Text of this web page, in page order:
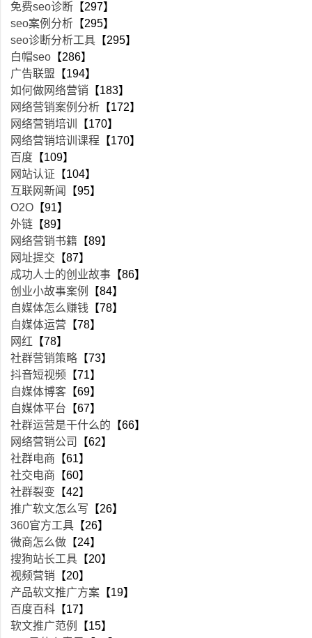
免费seo诊断 【297】
seo案例分析 【295】
seo诊断分析工具 【295】
白帽seo 【286】
广告联盟 【194】
如何做网络营销 【183】
网络营销案例分析 【172】
网络营销培训
【170】
网络营销培训课程 【170】
百度 【109】
网站认证 【104】
互联网新闻
【95】
O2O 【91】
外链 【89】
网络营销书籍 【89】
网址提交 【87】
成功人士的创业故事 【86】
创业小故事案例
【84】
自媒体怎么赚钱 【78】
自媒体运营 【78】
网红 【78】
社群营销策略 【73】
抖音短视频 【71】
自媒体博客 【69】
自媒体平台 【67】
社群运营是干什么的 【66】
网络营销公司
【62】
社群电商 【61】
社交电商 【60】
社群裂变 【42】
推广软文怎么写 【26】
360官方工具 【26】
微商怎么做 【24】
搜狗站长工具 【20】
视频营销 【20】
产品软文推广方案 【19】
百度百科 【17】
软文推广范例
【15】